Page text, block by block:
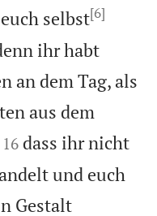
selbst[6]
ihr habt
an dem Tag, als
aus dem


16 dass ihr nicht
und euch
Gestalt